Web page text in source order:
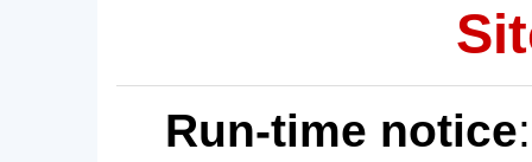
Run-time notice